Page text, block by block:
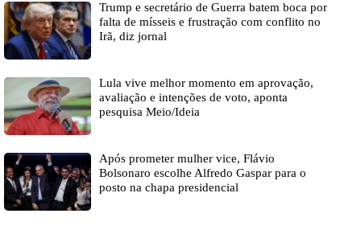
Trump e secretário de Guerra batem boca por
falta de mísseis e frustração com conflito no
Irã, diz jornal
Lula vive melhor momento em aprovação,
avaliação e intenções de voto, aponta
pesquisa Meio/Ideia
Após prometer mulher vice, Flávio
Bolsonaro escolhe Alfredo Gaspar para o
posto na chapa presidencial